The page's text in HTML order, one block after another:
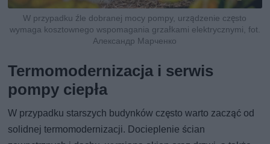
W przypadku źle dobranej mocy pompy, urządzenie często
wymaga kosztownego wspomagania grzałkami elektrycznymi, fot.
Александр Марченко
Termomodernizacja i serwis
pompy ciepła
W przypadku starszych budynków często warto zacząć od
solidnej termomodernizacji. Docieplenie ścian